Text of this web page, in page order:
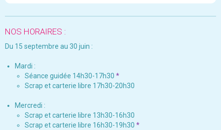
NOS HORAIRES :
Du 15 septembre au 30 juin :
Mardi :
Séance guidée 14h30-17h30 *
Scrap et carterie libre 17h30-20h30
Mercredi :
Scrap et carterie libre 13h30-16h30
Scrap et carterie libre 16h30-19h30 *